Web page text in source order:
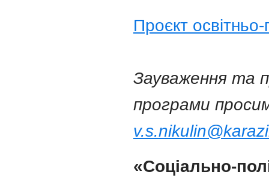
Проєкт
Зауваження та
програми
«Соціально-